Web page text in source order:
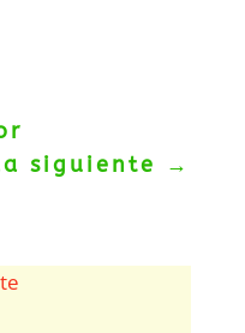
siguiente
→